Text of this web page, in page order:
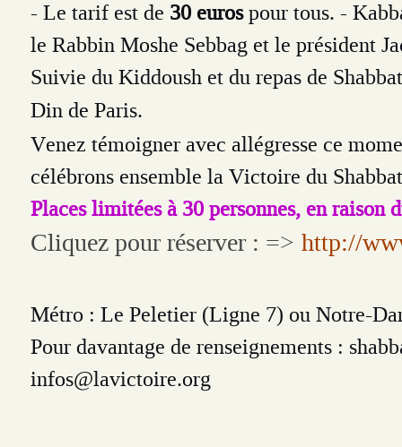
- Le tarif est de 30 eurospour tous. -
le Rabbin Moshe Sebbag et le président
Suivie du Kiddoush et du repas de
Din de Paris.
Venez témoigner avec allégresse ce
célébrons ensemble la Victoire du
Places limitées à 30 personnes, en raison
Cliquez pour réserver : => http://
Métro : Le Peletier (Ligne 7) ou Notre-
Pour davantage de renseignements :
infos@lavictoire.org